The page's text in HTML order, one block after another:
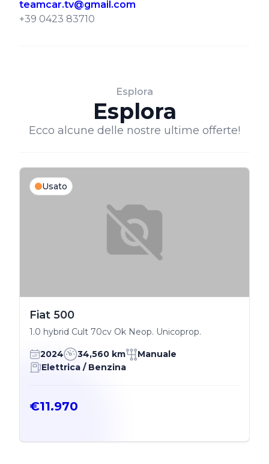
teamcar.tv@gmail.com
+39 0423 83710
Esplora
Esplora
Ecco alcune delle nostre ultime offerte!
Usato
Fiat 500
1.0 hybrid Cult 70cv Ok Neop. Unicoprop.
2024 34,560 km
Manuale
Elettrica / Benzina
€11.970